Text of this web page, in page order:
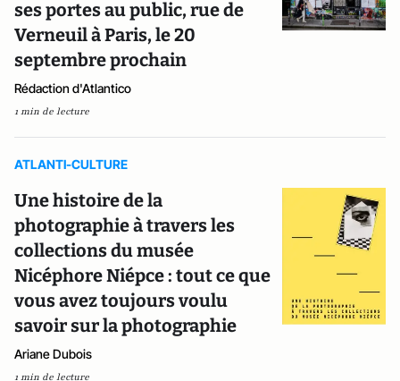
ses portes au public, rue de
Verneuil à Paris, le 20
septembre prochain
Rédaction d'Atlantico
1 min de lecture
ATLANTI-CULTURE
Une histoire de la
photographie à travers les
collections du musée
Nicéphore Niépce : tout ce que
vous avez toujours voulu
savoir sur la photographie
Ariane Dubois
1 min de lecture